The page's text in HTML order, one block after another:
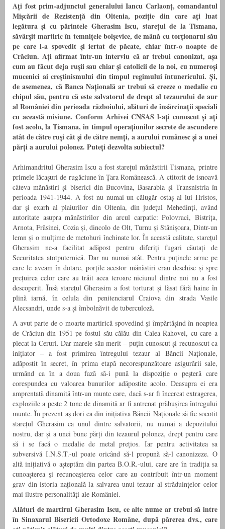
Ați fost prim-adjunctul generalului Iancu Carlaonț, comandantul
Mișcării de Rezistență din Oltenia, poziție din care ați luat
legătura și cu părintele Gherasim Iscu, starețul de la Tismana,
săvârșit martiric în temnițele bolșevice, de mână cu torționarul său
pe care l-a spovedit și iertat de păcate, chiar într-o noapte de
Crăciun. Ați afirmat într-un interviu că ar trebui canonizat, așa
cum au făcut deja rușii sau chiar și catolicii de la noi, cu numeroși
mucenici ai creștinismului din timpul regimului întunericului. Și,
de asemenea, că Banca Națională ar trebui să creeze o medalie cu
chipul său, pentru că este salvatorul de drept al tezaurului de aur
al României din perioada războiului, alături de însărcinații speciali
cu această misiune. Conform Arhivei CNSAS l-ați cunoscut și ați
fost acolo, la Tismana, în timpul operațiunilor secrete de ascundere
atât de către ruși cât și de către nemți, a aurului românesc și a unei
părți a aurului polonez. Puteți dezvolta subiectul?
Arhimandritul Gherasim Iscu a fost starețul mănăstirii Tismana, printre
primele lăcașuri de rugăciune în Țara Românească. A ctitorit de isnoavă
câteva mănăstiri și biserici din Bucovina, Basarabia și Transnistria în
perioada 1941-1944. A fost nu numai un călugăr ostaș al lui Hristos,
dar și exarh al plaiurilor din Oltenia, din județul Mehedinți, având
autoritate asupra mănăstirilor din arcul carpatic: Polovraci, Bistrița,
Arnota, Frăsinei, Cozia și, dincolo de Olt, Turnu și Stânișoara, Dintr-un
lemn și o mulțime de metohuri închinate lor. În această calitate, starețul
Gherasim ne-a facilitat adăpost pentru diferiți fugari căutați de
Securitatea atotputernică. Dar nu numai atât. Pentru puținele arme pe
care le aveam în dotare, porțile acestor mănăstiri erau deschise și spre
prețuirea celor care au trăit acea teroare niciunul dintre noi nu a fost
descoperit. Însă starețul Gherasim a fost torturat și lăsat fără haine în
plină iarnă, în celula din penitenciarul Craiova din strada Vasile
Alecsandri, unde s-a și îmbolnăvit de tuberculoză.
A avut parte de o moarte martirică spovedind și împărtășind în noaptea
de Crăciun din 1951 pe fostul său călău din Calea Rahovei, cu care a
plecat la Ceruri. Dar marele său merit – puțin cunoscut și recunoscut ca
inițiator – a fost primirea întregului tezaur al Băncii Naționale,
adăpostit în secret, în prima etapă necorespunzătoare asigurării sale,
urmând ca în a doua fază să-i pună la dispoziție o peșteră care
corespundea cu valoarea bunurilor adăpostite acolo. Deasupra ei era
amprentată dinamită într-un munte care, dacă s-ar fi încercat extragerea,
exploziile a peste 2 tone de dinamită ar fi antrenat prăbușirea întregului
munte. În prezent aș dori ca din inițiativa Băncii Naționale să fie socotit
starețul Gherasim ca unul dintre salvatorii, nu numai a depozitului
nostru, dar și a unei bune părți din tezaurul polonez, drept pentru care
să i se facă o medalie de metal prețios. Iar pentru activitatea sa
subversivă I.N.S.T.-ul poate oricând să-l propună să-l canonizeze. O
altă inițiativă o așteptăm din partea B.O.R.-ului, care are în tradiția sa
cunoașterea și recunoașterea celor care au contribuit într-un moment
grav din istoria națională la salvarea unui tezaur al străduințelor celor
mai ilustre personalități ale României.
Alături de martirul Gherasim Iscu, ce alte nume ar trebui să intre
în Sinaxarul Bisericii Ortodoxe Române, după părerea dvs., care